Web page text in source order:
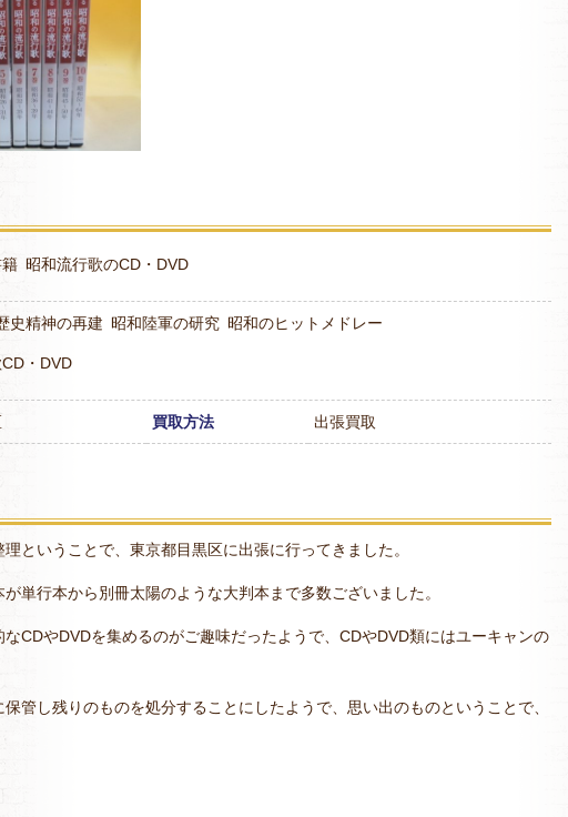
昭和流行歌のCD・DVD
史精神の再建 昭和陸軍の研究 昭和のヒットメドレー
・DVD
買取方法 出張買取
ということで、東京都目黒区に出張に行ってきました。
単行本から別冊太陽のような大判本まで多数ございました。
CDやDVDを集めるのがご趣味だったようで、CDやDVD類にはユーキャンの
管し残りのものを処分することにしたようで、思い出のものということで、